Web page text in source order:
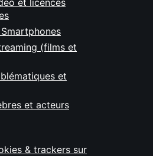
et licences
(films et
et
et acteurs
& trackers sur